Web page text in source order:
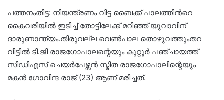
പത്തനംതിട്ട: നിയന്ത്രണം വിട്ട ബൈക്ക് പാലത്തിൻറെ
കൈവരിയിൽ ഇടിച്ച് തോട്ടിലേക്ക് മറിഞ്ഞ് യുവാവിന്
ദാരുണാന്ത്യം.തിരുവല്ല വെൺപാല തൊഴുവത്തുംതറ
വീട്ടിൽ ടി.ജി രാജഗോപാലന്റെയും കുറ്റൂർ പഞ്ചായത്ത്
സിഡിഎസ് ചെയർപേഴ്സൻ സ്മിത രാജഗോപാലിന്റെയും
മകൻ ഗോവിന്ദ രാജ് (23) ആണ് മരിച്ചത്.